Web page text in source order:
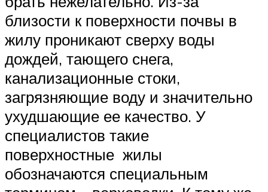
близости к поверхности почвы в
жилу проникают сверху воды
дождей, тающего снега,
канализационные стоки,
загрязняющие воду и значительно
ухудшающие ее качество. У
специалистов такие
поверхностные жилы
обозначаются специальным